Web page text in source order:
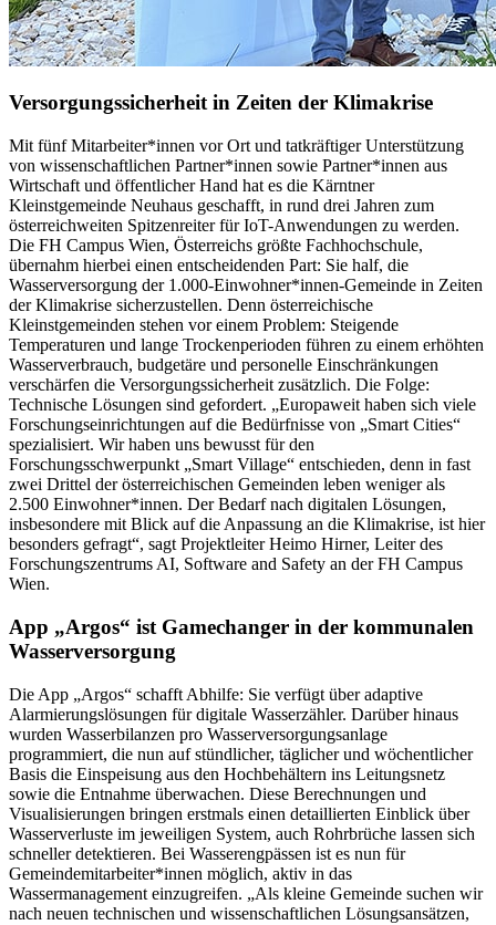
Versorgungssicherheit in Zeiten der Klimakrise
Mit fünf Mitarbeiter*innen vor Ort und tatkräftiger Unterstützung
von wissenschaftlichen Partner*innen sowie Partner*innen aus
Wirtschaft und öffentlicher Hand hat es die Kärntner
Kleinstgemeinde Neuhaus geschafft, in rund drei Jahren zum
österreichweiten Spitzenreiter für IoT-Anwendungen zu werden.
Die FH Campus Wien, Österreichs größte Fachhochschule,
übernahm hierbei einen entscheidenden Part: Sie half, die
Wasserversorgung der 1.000-Einwohner*innen-Gemeinde in Zeiten
der Klimakrise sicherzustellen. Denn österreichische
Kleinstgemeinden stehen vor einem Problem: Steigende
Temperaturen und lange Trockenperioden führen zu einem erhöhten
Wasserverbrauch, budgetäre und personelle Einschränkungen
verschärfen die Versorgungssicherheit zusätzlich. Die Folge:
Technische Lösungen sind gefordert. „Europaweit haben sich viele
Forschungseinrichtungen auf die Bedürfnisse von „Smart Cities“
spezialisiert. Wir haben uns bewusst für den
Forschungsschwerpunkt „Smart Village“ entschieden, denn in fast
zwei Drittel der österreichischen Gemeinden leben weniger als
2.500 Einwohner*innen. Der Bedarf nach digitalen Lösungen,
insbesondere mit Blick auf die Anpassung an die Klimakrise, ist hier
besonders gefragt“, sagt Projektleiter Heimo Hirner, Leiter des
Forschungszentrums AI, Software and Safety an der FH Campus
Wien.
App „Argos“ ist Gamechanger in der kommunalen
Wasserversorgung
Die App „Argos“ schafft Abhilfe: Sie verfügt über adaptive
Alarmierungslösungen für digitale Wasserzähler. Darüber hinaus
wurden Wasserbilanzen pro Wasserversorgungsanlage
programmiert, die nun auf stündlicher, täglicher und wöchentlicher
Basis die Einspeisung aus den Hochbehältern ins Leitungsnetz
sowie die Entnahme überwachen. Diese Berechnungen und
Visualisierungen bringen erstmals einen detaillierten Einblick über
Wasserverluste im jeweiligen System, auch Rohrbrüche lassen sich
schneller detektieren. Bei Wasserengpässen ist es nun für
Gemeindemitarbeiter*innen möglich, aktiv in das
Wassermanagement einzugreifen. „Als kleine Gemeinde suchen wir
nach neuen technischen und wissenschaftlichen Lösungsansätzen,